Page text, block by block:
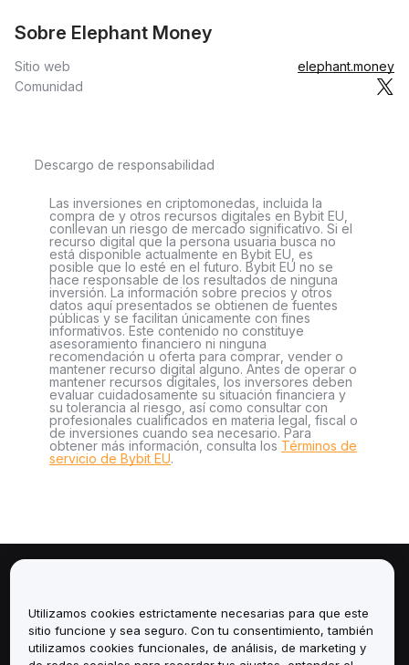
Sobre Elephant Money
Sitio web
elephant.money
Comunidad
Descargo de responsabilidad
Las inversiones en criptomonedas, incluida la
compra de y otros recursos digitales en Bybit EU,
conllevan un riesgo de mercado significativo. Si el
recurso digital que la persona usuaria busca no
está disponible actualmente en Bybit EU, es
posible que lo esté en el futuro. Bybit EU no se
hace responsable de los resultados de ninguna
inversión. La información sobre precios y otros
datos aquí presentados se obtienen de fuentes
públicas y se facilitan únicamente con fines
informativos. Este contenido no constituye
asesoramiento financiero ni ninguna
recomendación u oferta para comprar, vender o
mantener recurso digital alguno. Antes de operar o
mantener recursos digitales, los inversores deben
evaluar cuidadosamente su situación financiera y
su tolerancia al riesgo, así como consultar con
profesionales cualificados en materia legal, fiscal o
de inversiones cuando sea necesario. Para
obtener más información, consulta los Términos de
servicio de Bybit EU.
Servicios
Utilizamos cookies estrictamente necesarias para que este
sitio funcione y sea seguro. Con tu consentimiento, también
utilizamos cookies funcionales, de análisis, de marketing y